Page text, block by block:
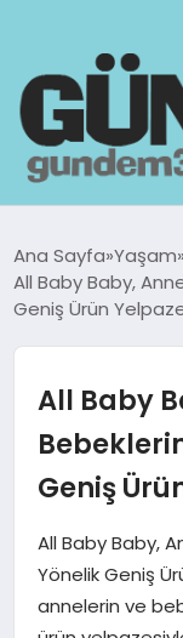
GÜNDEM
TEKNOLOJI
EKONOMI
MAGAZIN
Ana Sayfa Yaşam
All Baby Baby,
Geniş Ürün
All Baby
Geniş
All Baby Baby,
Yönelik Geniş
annelerin ve